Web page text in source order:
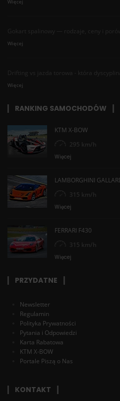
Więcej
Gokart spalinowy — rodzaje, ceny i
Więcej
Drifting vs jazda torowa - która
Więcej
RANKING SAMOCHODÓW
KTM X-BOW
295 km/h
Więcej
LAMBORGHINI
315 km/h
Więcej
FERRARI F430
315 km/h
Więcej
PRZYDATNE
Newsletter
Regulamin
Polityka Prywatności
Pytania i Odpowiedzi
Karta Rabatowa
KTM X-BOW
Portale Piszą o Nas
KONTAKT